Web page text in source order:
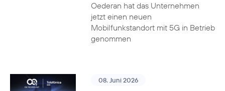
Oederan hat das Unternehmen
jetzt einen neuen
Mobilfunkstandort mit 5G in Betrieb
genommen
08. Juni 2026